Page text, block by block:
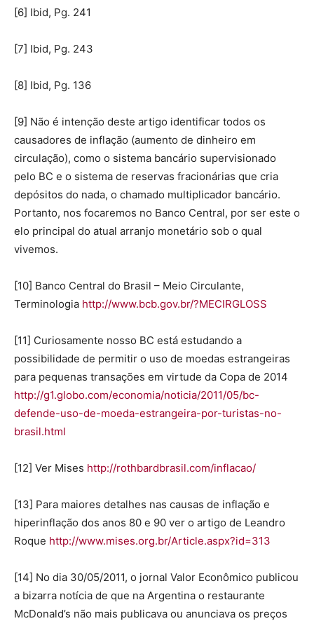
[6] Ibid, Pg. 241
[7] Ibid, Pg. 243
[8] Ibid, Pg. 136
[9] Não é intenção deste artigo identificar todos os
causadores de inflação (aumento de dinheiro em
circulação), como o sistema bancário supervisionado
pelo BC e o sistema de reservas fracionárias que cria
depósitos do nada, o chamado multiplicador bancário.
Portanto, nos focaremos no Banco Central, por ser este o
elo principal do atual arranjo monetário sob o qual
vivemos.
[10] Banco Central do Brasil – Meio Circulante,
Terminologia http://www.bcb.gov.br/?MECIRGLOSS
[11] Curiosamente nosso BC está estudando a
possibilidade de permitir o uso de moedas estrangeiras
para pequenas transações em virtude da Copa de 2014
http://g1.globo.com/economia/noticia/2011/05/bc-
defende-uso-de-moeda-estrangeira-por-turistas-no-
brasil.html
[12] Ver Mises http://rothbardbrasil.com/inflacao/
[13] Para maiores detalhes nas causas de inflação e
hiperinflação dos anos 80 e 90 ver o artigo de Leandro
Roque http://www.mises.org.br/Article.aspx?id=313
[14] No dia 30/05/2011, o jornal Valor Econômico publicou
a bizarra notícia de que na Argentina o restaurante
McDonald’s não mais publicava ou anunciava os preços